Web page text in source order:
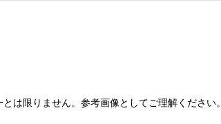
は限りません。参考画像としてご理解ください。